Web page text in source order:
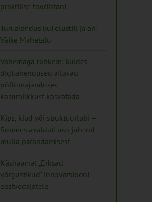
praktilise tööriistani
Turuaiandus kui elustiil ja äri:
Väike Mahetalu
Vähemaga rohkem: kuidas
digilahendused aitavad
põllumajanduses
kasumlikkust kasvatada
Kips, kiud või struktuurlubi –
Soomes avaldati uus juhend
mulla parandamisest
Käsiraamat „Erksad
võrgustikud“ innovatsiooni
eestvedajatele